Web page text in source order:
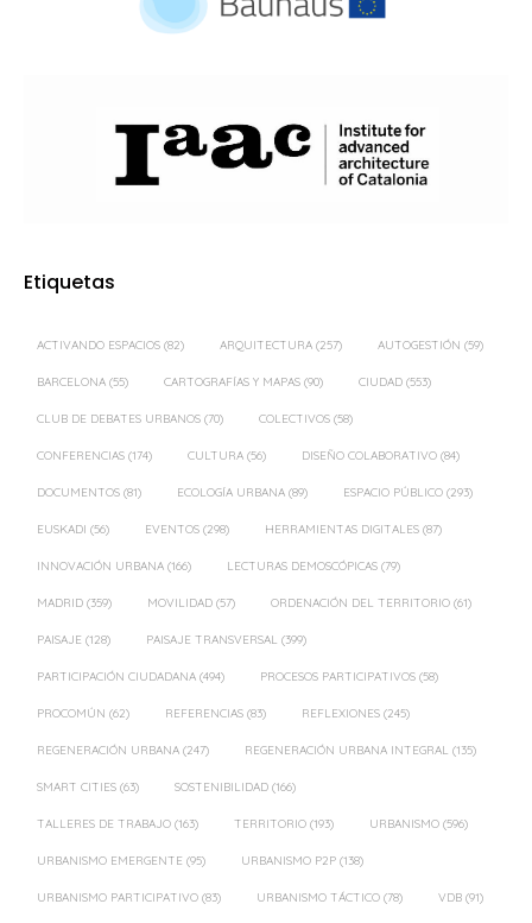
Etiquetas
ACTIVANDO ESPACIOS (82) ARQUITECTURA (257) AUTOGESTIÓN (59)
BARCELONA (55) CARTOGRAFÍAS Y MAPAS (90) CIUDAD (553)
CLUB DE DEBATES URBANOS (70) COLECTIVOS (58)
CONFERENCIAS (174) CULTURA (56) DISEÑO COLABORATIVO (84)
DOCUMENTOS (81) ECOLOGÍA URBANA (89) ESPACIO PÚBLICO (293)
EUSKADI (56) EVENTOS (298) HERRAMIENTAS DIGITALES (87)
INNOVACIÓN URBANA (166) LECTURAS DEMOSCÓPICAS (79)
MADRID (359) MOVILIDAD (57) ORDENACIÓN DEL TERRITORIO (61)
PAISAJE (128) PAISAJE TRANSVERSAL (399)
PARTICIPACIÓN CIUDADANA (494) PROCESOS PARTICIPATIVOS (58)
PROCOMÚN (62) REFERENCIAS (83) REFLEXIONES (245)
REGENERACIÓN URBANA (247) REGENERACIÓN URBANA INTEGRAL (135)
SMART CITIES (63) SOSTENIBILIDAD (166)
TALLERES DE TRABAJO (163) TERRITORIO (193) URBANISMO (596)
URBANISMO EMERGENTE (95) URBANISMO P2P (138)
URBANISMO PARTICIPATIVO (83) URBANISMO TÁCTICO (78) VDB (91)